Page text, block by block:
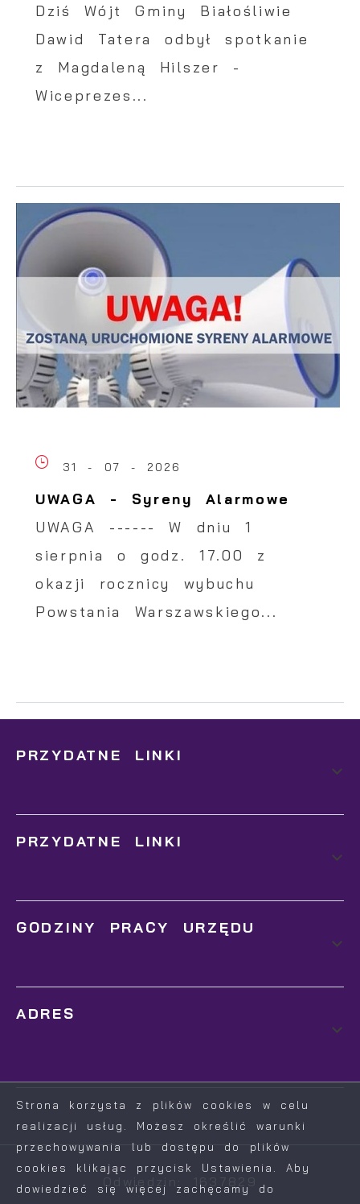
Dziś Wójt Gminy Białośliwie
Dawid Tatera odbył spotkanie
z Magdaleną Hilszer -
Wiceprezes...
31 - 07 - 2026
UWAGA - Syreny Alarmowe
UWAGA ------ W dniu 1
sierpnia o godz. 17.00 z
okazji rocznicy wybuchu
Powstania Warszawskiego...
PRZYDATNE LINKI
PRZYDATNE LINKI
GODZINY PRACY URZĘDU
ADRES
Odwiedzin: 1637829
Strona korzysta z plików cookies w celu
realizacji usług. Możesz określić warunki
przechowywania lub dostępu do plików
cookies klikając przycisk Ustawienia. Aby
dowiedzieć się więcej zachęcamy do